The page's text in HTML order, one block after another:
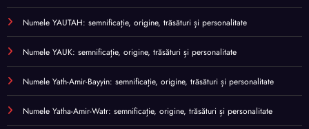
Numele YAUTAH: semnificație, origine, trăsături și personalitate
Numele YAUK: semnificație, origine, trăsături și personalitate
Numele Yath-Amir-Bayyin: semnificație, origine, trăsături și personalitate
Numele Yatha-Amir-Watr: semnificație, origine, trăsături și personalitate